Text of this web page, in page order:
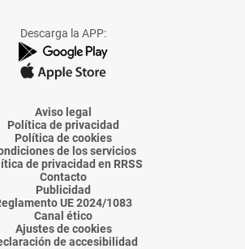
de
La
Voz
Almería
de
La
Voz
Almería
de
La
Voz
Almería
de
La
Voz
Almería
de
La
Voz
Descarga la APP:
Aviso legal
Política de privacidad
Política de cookies
de los servicios
de privacidad en RRSS
Contacto
Publicidad
UE 2024/1083
Canal ético
Ajustes de cookies
de accesibilidad